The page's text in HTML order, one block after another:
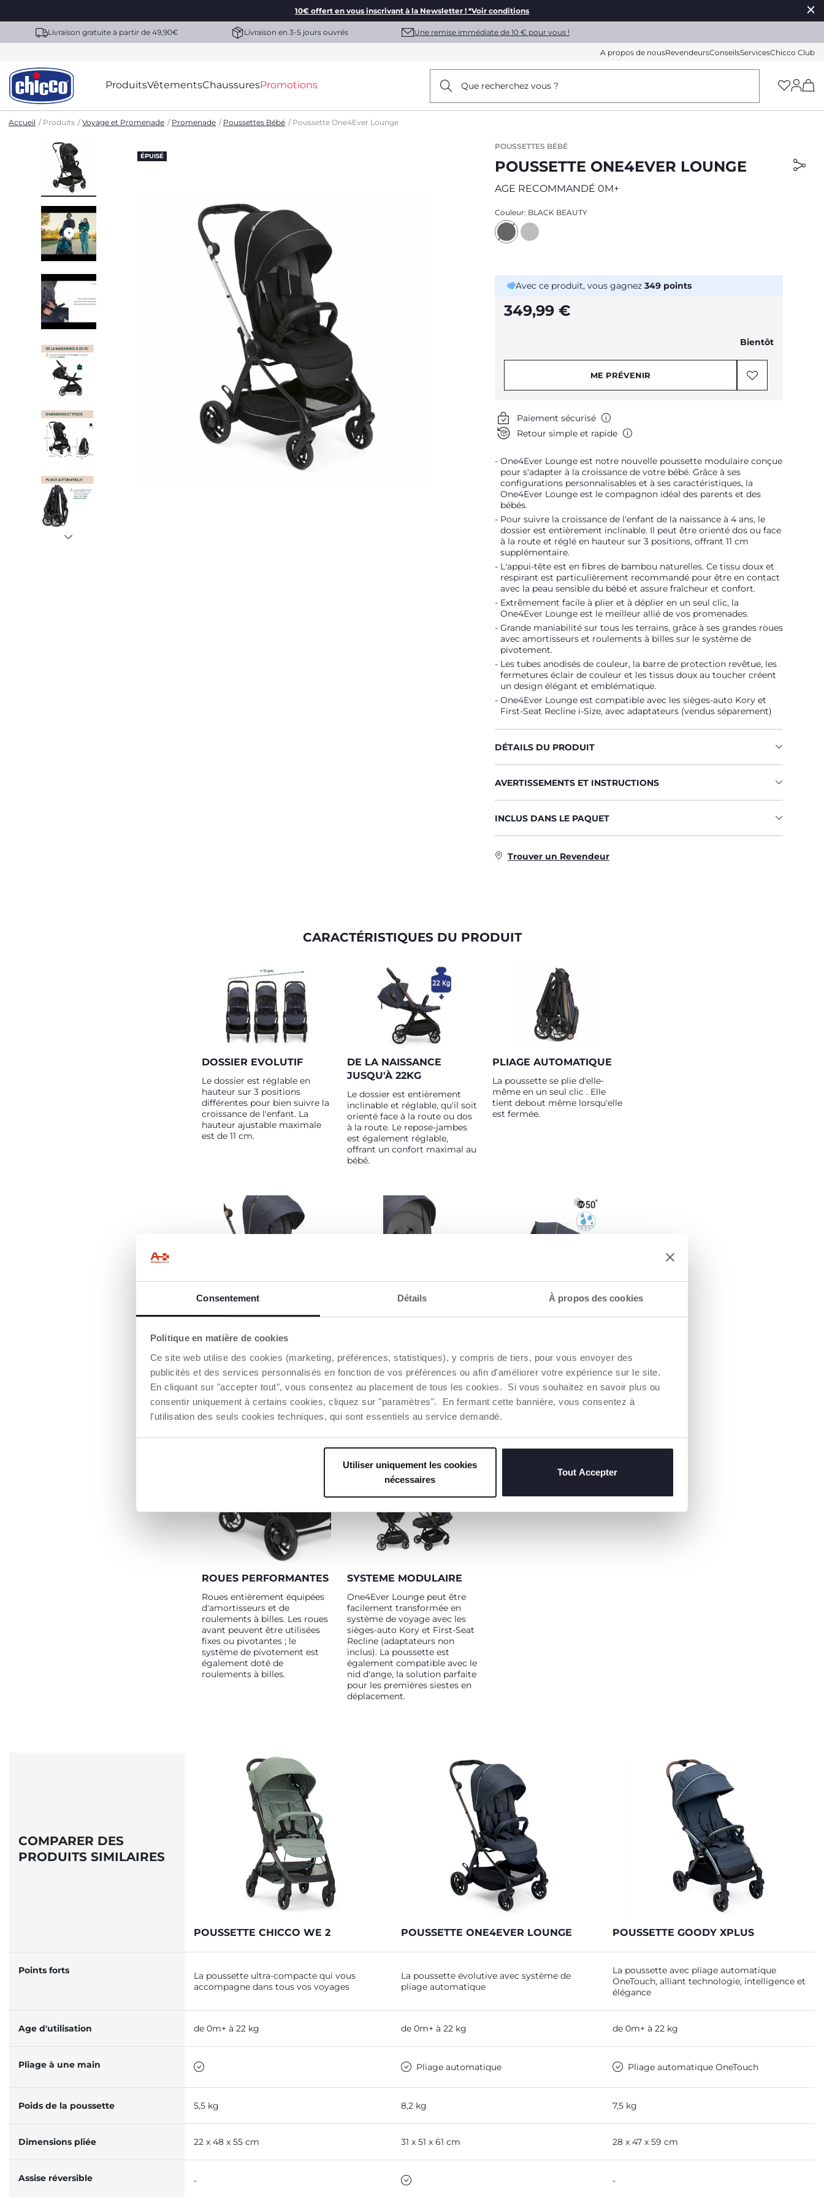
Consentement Détails À propos des cookies
Politique en matière de cookies
Ce site web utilise des cookies (marketing, préférences, statistiques), y compris de tiers, pour vous envoyer des
publicités et des services personnalisés en fonction de vos préférences ou afin d'améliorer votre expérience sur le site.
En cliquant sur "accepter tout", vous consentez au placement de tous les cookies. Si vous souhaitez en savoir plus ou
consentir uniquement à certains cookies, cliquez sur "paramètres". En fermant cette bannière, vous consentez à
l'utilisation des seuls cookies techniques, qui sont essentiels au service demandé.
Utiliser uniquement les cookies
nécessaires
Tout Accepter
10€ offert en vous inscrivant à la Newsletter ! *Voir conditions
Livraison gratuite à partir de 49,90€ Livraison en 3-5 jours ouvrés Une remise immédiate de 10 € pour vous !
A propos de nousRevendeursConseilsServicesChicco Club
ProduitsVêtementsChaussuresPromotions Que recherchez vous ?
Accueil Produits Voyage et Promenade Promenade Poussettes Bébé Poussette One4Ever Lounge
ÉPUISÉ
POUSSETTES BÉBÉ
POUSSETTE ONE4EVER LOUNGE
AGE RECOMMANDÉ 0M+
Couleur: BLACK BEAUTY
Avec ce produit, vous gagnez 349 points
349,99 €
Bientôt
ME PRÉVENIR
Paiement sécurisé
Retour simple et rapide
One4Ever Lounge est notre nouvelle poussette modulaire conçue
pour s'adapter à la croissance de votre bébé. Grâce à ses
configurations personnalisables et à ses caractéristiques, la
One4Ever Lounge est le compagnon idéal des parents et des
bébés.
Pour suivre la croissance de l'enfant de la naissance à 4 ans, le
dossier est entièrement inclinable. Il peut être orienté dos ou face
à la route et réglé en hauteur sur 3 positions, offrant 11 cm
supplémentaire.
L'appui-tête est en fibres de bambou naturelles. Ce tissu doux et
respirant est particulièrement recommandé pour être en contact
avec la peau sensible du bébé et assure fraîcheur et confort.
Extrêmement facile à plier et à déplier en un seul clic, la
One4Ever Lounge est le meilleur allié de vos promenades.
Grande maniabilité sur tous les terrains, grâce à ses grandes roues
avec amortisseurs et roulements à billes sur le système de
pivotement.
Les tubes anodisés de couleur, la barre de protection revêtue, les
fermetures éclair de couleur et les tissus doux au toucher créent
un design élégant et emblématique.
One4Ever Lounge est compatible avec les sièges-auto Kory et
First-Seat Recline i-Size, avec adaptateurs (vendus séparement)
DÉTAILS DU PRODUIT
AVERTISSEMENTS ET INSTRUCTIONS
INCLUS DANS LE PAQUET
Trouver un Revendeur
CARACTÉRISTIQUES DU PRODUIT
DOSSIER EVOLUTIF
Le dossier est réglable en
hauteur sur 3 positions
différentes pour bien suivre la
croissance de l'enfant. La
hauteur ajustable maximale
est de 11 cm.
DE LA NAISSANCE
JUSQU'À 22KG
Le dossier est entièrement
inclinable et réglable, qu'il soit
orienté face à la route ou dos
à la route. Le repose-jambes
est également réglable,
offrant un confort maximal au
bébé.
PLIAGE AUTOMATIQUE
La poussette se plie d'elle-
même en un seul clic . Elle
tient debout même lorsqu'elle
est fermée.
FINITIONS HAUT DE
revêtement de la barre de
colorée et les tissus doux au
toucher créent un design
élégant et emblématique.
CONFORT MAXIMAL
Particulièrement
recommandé pour être en
contact avec la peau sensible
du bébé, il assure fraîcheur et
confort à l'enfant. Le siège est
doté d'un grand rebord latéral
qui permet un meilleur
plus grand confort.
CANOPY DE
PROTECTION
ROUES PERFORMANTES
Roues entièrement équipées
d'amortisseurs et de
roulements à billes. Les roues
avant peuvent être utilisées
fixes ou pivotantes ; le
système de pivotement est
également doté de
roulements à billes.
SYSTEME MODULAIRE
One4Ever Lounge peut être
facilement transformée en
système de voyage avec les
sièges-auto Kory et First-Seat
Recline (adaptateurs non
inclus). La poussette est
également compatible avec le
nid d'ange, la solution parfaite
pour les premières siestes en
déplacement.
COMPARER DES
PRODUITS SIMILAIRES
POUSSETTE CHICCO WE 2 POUSSETTE ONE4EVER LOUNGE POUSSETTE GOODY XPLUS
Points forts
La poussette ultra-compacte qui vous
accompagne dans tous vos voyages
La poussette évolutive avec système de
pliage automatique
La poussette avec pliage automatique
OneTouch, alliant technologie, intelligence et
élégance
Age d'utilisation de 0m+ à 22 kg de 0m+ à 22 kg de 0m+ à 22 kg
Pliage à une main Pliage automatique Pliage automatique OneTouch
Poids de la poussette 5,5 kg 8,2 kg 7,5 kg
Dimensions pliée 22 x 48 x 55 cm 31 x 51 x 61 cm 28 x 47 x 59 cm
Assise réversible - -